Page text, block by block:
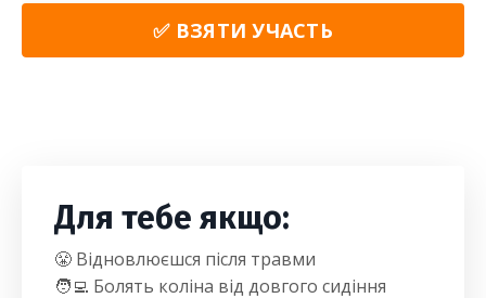
✅ ВЗЯТИ УЧАСТЬ
Для тебе якщо:
😤 Відновлюєшся після травми
🧑‍💻 Болять коліна від довгого сидіння